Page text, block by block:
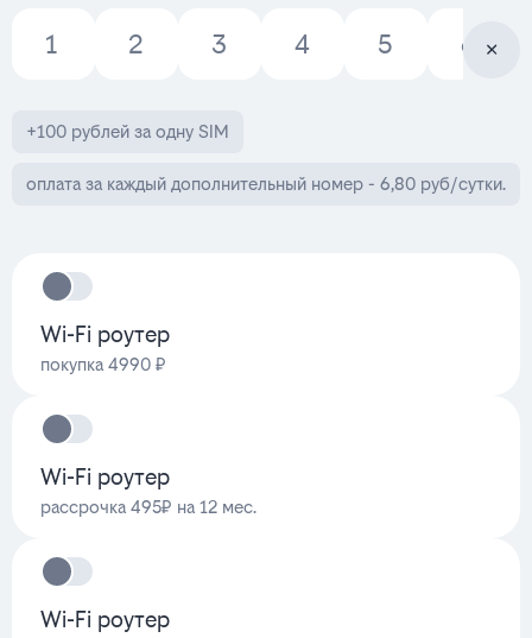
1 2 3 4 5 6
+100 рублей за одну SIM
оплата за каждый дополнительный номер - 6,80 руб/сутки.
Wi-Fi роутер
покупка 4990 ₽
Wi-Fi роутер
рассрочка 495₽ на 12 мес.
Wi-Fi роутер